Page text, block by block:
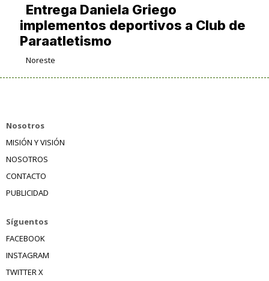
Entrega Daniela Griego
implementos deportivos a Club de
Paraatletismo
Noreste
Nosotros
MISIÓN Y VISIÓN
NOSOTROS
CONTACTO
PUBLICIDAD
Síguentos
FACEBOOK
INSTAGRAM
TWITTER X